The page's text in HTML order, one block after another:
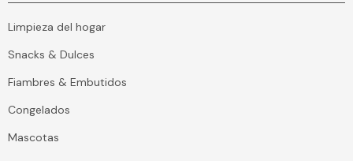
Limpieza del hogar
Snacks & Dulces
Fiambres & Embutidos
Congelados
Mascotas